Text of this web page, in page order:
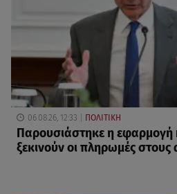
06.08.26, 12:33 ΠΟΛΙΤΙΚΗ
Παρουσιάστηκε η εφαρμογή
ξεκινούν οι πληρωμές στους